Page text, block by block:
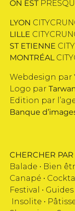
ON EST
LYON
LILLE
ST ETIENNE
MONTRÉAL
Webdesign par
Logo par
Edition par
Banque
CHERCHER
Balade • Bien
Canapé •
Festival
• Guides
Insolite •